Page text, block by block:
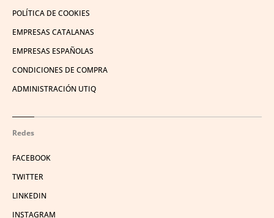
POLÍTICA DE COOKIES
EMPRESAS CATALANAS
EMPRESAS ESPAÑOLAS
CONDICIONES DE COMPRA
ADMINISTRACIÓN UTIQ
Redes
FACEBOOK
TWITTER
LINKEDIN
INSTAGRAM